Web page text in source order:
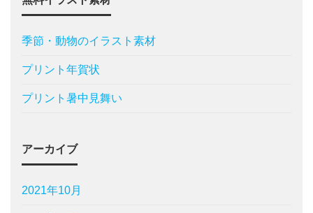
季節・動物のイラスト素材
プリント年賀状
プリント暑中見舞い
アーカイブ
2021年10月